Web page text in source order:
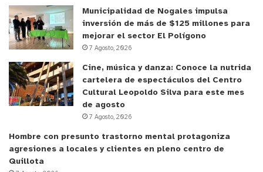
Municipalidad de Nogales impulsa
inversión de más de $125 millones para
mejorar el sector El Polígono
7 Agosto, 2026
Cine, música y danza: Conoce la nutrida
cartelera de espectáculos del Centro
Cultural Leopoldo Silva para este mes
de agosto
7 Agosto, 2026
Hombre con presunto trastorno mental protagoniza
agresiones a locales y clientes en pleno centro de
Quillota